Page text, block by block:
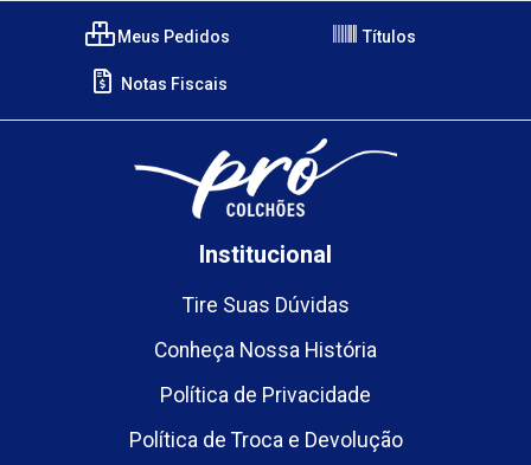
Meus Pedidos Títulos
Notas Fiscais
Institucional
Tire Suas Dúvidas
Conheça Nossa História
Política de Privacidade
Política de Troca e Devolução